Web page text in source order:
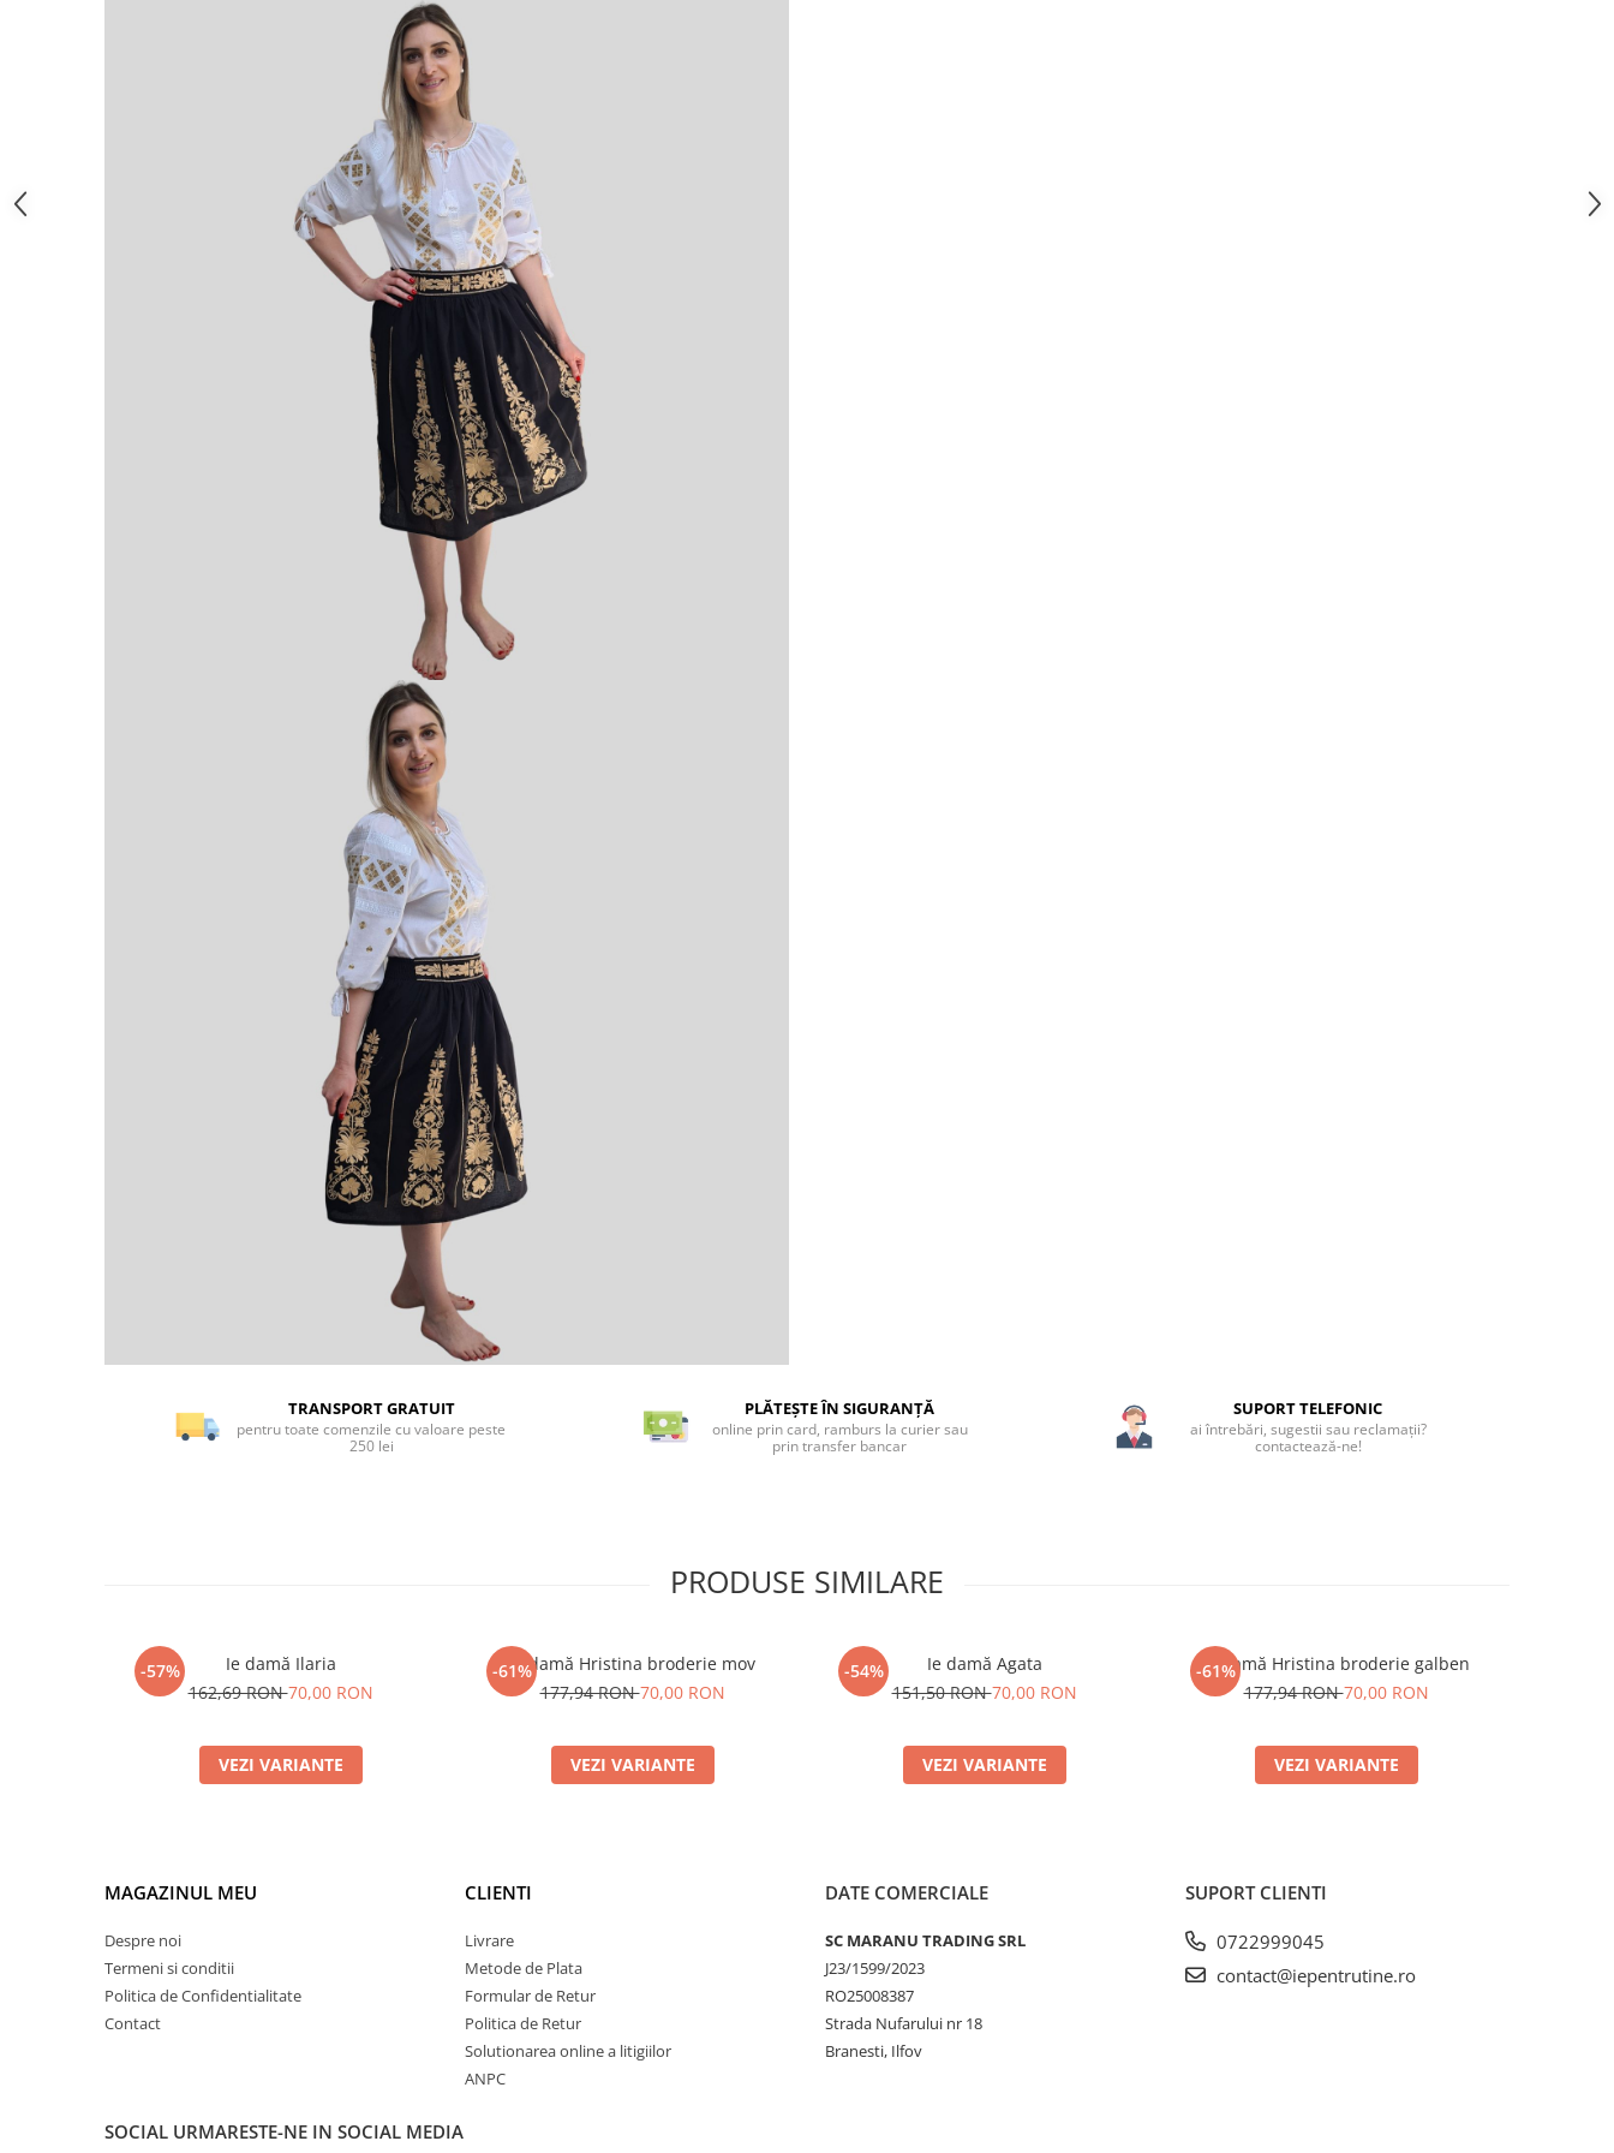
TRANSPORT GRATUIT
pentru toate comenzile cu valoare peste
250 lei
PLĂTEȘTE ÎN SIGURANȚĂ
online prin card, ramburs la curier sau
prin transfer bancar
SUPORT TELEFONIC
ai întrebări, sugestii sau reclamații?
contactează-ne!
PRODUSE SIMILARE
-57%
Ie damă Ilaria
162,69 RON70,00 RON
VEZI VARIANTE
-61%
Ie damă Hristina broderie mov
177,94 RON70,00 RON
VEZI VARIANTE
-54%
Ie damă Agata
151,50 RON70,00 RON
VEZI VARIANTE
-61%
Ie damă Hristina broderie galben
177,94 RON70,00 RON
VEZI VARIANTE
MAGAZINUL MEU
Despre noi
Termeni si conditii
Politica de Confidentialitate
Contact
CLIENTI
Livrare
Metode de Plata
Formular de Retur
Politica de Retur
Solutionarea online a litigiilor
ANPC
DATE COMERCIALE
SC MARANU TRADING SRL
J23/1599/2023
RO25008387
Strada Nufarului nr 18
Branesti, Ilfov
SUPORT CLIENTI
0722999045
contact@iepentrutine.ro
SOCIAL URMARESTE-NE IN SOCIAL MEDIA